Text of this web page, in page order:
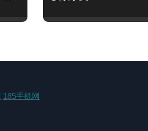
185手机网